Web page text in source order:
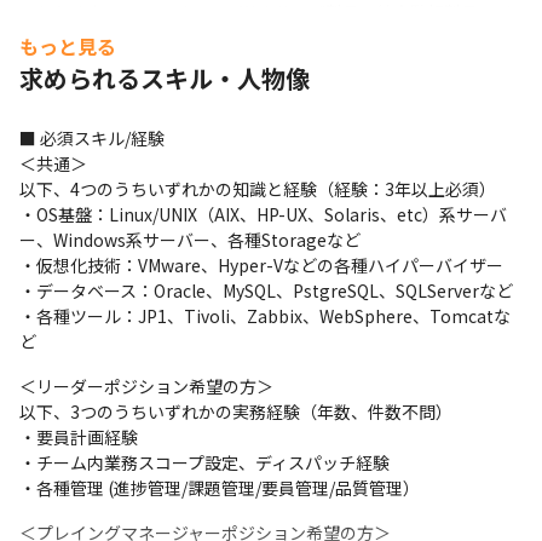
ョブ管理製品
・データベースエンジニア：Oracle、IBM Db2、PotgreSQLなど
のDB製品
バックアップ装置、バックアップソフトなど
役割としては、主に以下の3つを想定しています。
・メンバー：ご自身のテクニカルな知識、経験を奮って業務遂行
を担っていただきます
・リーダー：ご自身のテクニカルな知識、経験を奮っていただく
と共に、チーム内の工数を調整、メンバー指導、他部門との調整
業務も担っていただきます
・マネージャー：プレイングマネージャーとして、プロジェクト
担っていただきます
■ この仕事の面白み、魅力
・サーバーエンジニアとして、オンプレミスからクラウドへ移行
が進む中でスキルの幅が拡がります
可能です
もっと見る
求められるスキル・人物像
■ 必須スキル/経験
＜共通＞
以下、4つのうちいずれかの知識と経験（経験：3年以上必須）
・OS基盤：Linux/UNIX（AIX、HP-UX、Solaris、etc）系サーバ
ー、Windows系サーバー、各種Storageなど
・仮想化技術：VMware、Hyper-Vなどの各種ハイパーバイザー
・データベース：Oracle、MySQL、PstgreSQL、SQLServerなど
・各種ツール：JP1、Tivoli、Zabbix、WebSphere、Tomcatな
ど
＜リーダーポジション希望の方＞
以下、3つのうちいずれかの実務経験（年数、件数不問）
・要員計画経験
・チーム内業務スコープ設定、ディスパッチ経験
・各種管理 (進捗管理/課題管理/要員管理/品質管理）
＜プレイングマネージャーポジション希望の方＞